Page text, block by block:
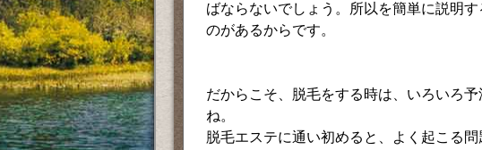
ばならないでしょう。所以を簡単に説明
のがあるからです。
だからこそ、脱毛をする時は、いろいろ
ね。
脱毛エステに通い初めると、よく起こる